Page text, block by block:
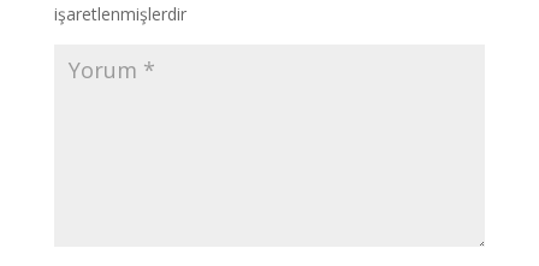
işaretlenmişlerdir